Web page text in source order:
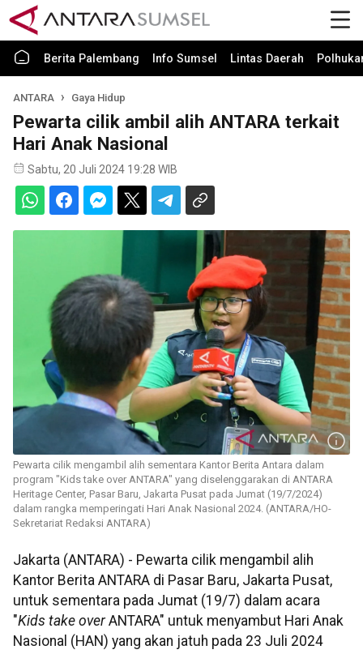
Berita Palembang Info Sumsel Lintas Daerah
ANTARA Gaya Hidup
Pewarta cilik ambil alih ANTARA terkait
Hari Anak Nasional
Sabtu, 20 Juli 2024 19:28 WIB
Pewarta cilik mengambil alih sementara Kantor Berita Antara dalam
program "Kids take over ANTARA" yang diselenggarakan di ANTARA
Heritage Center, Pasar Baru, Jakarta Pusat pada Jumat (19/7/2024)
dalam rangka memperingati Hari Anak Nasional 2024. (ANTARA/HO-
Sekretariat Redaksi ANTARA)
Jakarta (ANTARA) - Pewarta cilik mengambil alih
Kantor Berita ANTARA di Pasar Baru, Jakarta Pusat,
untuk sementara pada Jumat (19/7) dalam acara
"Kids take overANTARA" untuk menyambut Hari Anak
Nasional (HAN) yang akan jatuh pada 23 Juli 2024